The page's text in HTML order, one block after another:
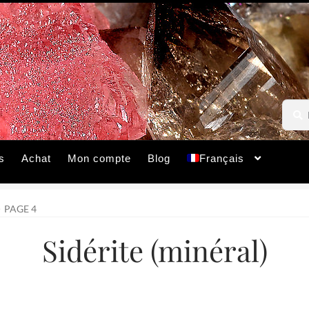
pour :
Achat Mon compte Blog Français
PAGE 4
Sidérite (minéral)